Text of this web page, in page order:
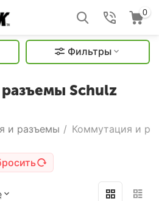
0
Фильтры
Schulz
и разъемы / Коммутация и